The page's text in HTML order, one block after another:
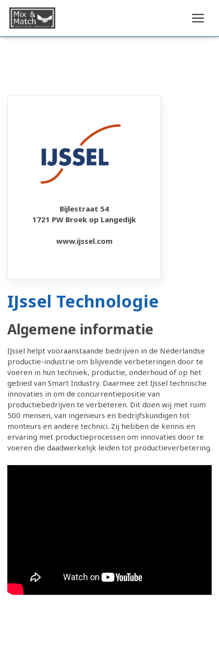
Bijlestraat 54
1721 PW Broek op Langedijk
www.ijssel.com
IJssel Technologie
Algemene informatie
IJssel helpt vooraanstaande bedrijven in de Nederlandse
productie-industrie om blijvende verbeteringen door te
voeren in hun techniek, productie, onderhoud of op het
gebied van Smart Industry. Daarmee zet IJssel technische
innovaties in om de concurrentiepositie van
productiebedrijven te verbeteren. Dit doen wij met ruim
500 mensen, van ingenieurs en bedrijfskundigen tot
monteurs en andere technici. Zij hebben de kennis en
ervaring met productieprocessen om innovaties door te
voeren die daadwerkelijk leiden tot productieverbetering.